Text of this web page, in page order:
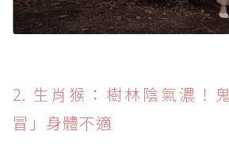
2. 生肖猴：樹林陰氣濃！
冒」身體不適